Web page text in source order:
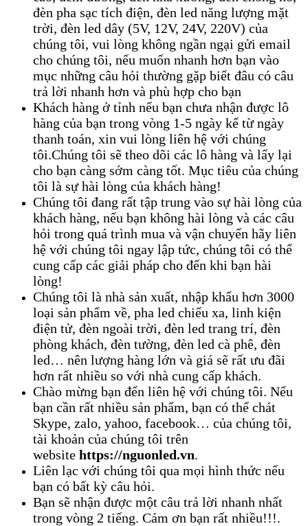
đèn pha sạc tích điện, đèn led năng lượng mặt
trời, đèn led dây (5V, 12V, 24V, 220V) của
chúng tôi, vui lòng không ngần ngại gửi email
cho chúng tôi, nếu muốn nhanh hơn bạn vào
mục những câu hỏi thường gặp biết đâu có câu
trả lời nhanh hơn và phù hợp cho bạn
Khách hàng ở tỉnh nếu bạn chưa nhận được lô
hàng của bạn trong vòng 1-5 ngày kể từ ngày
thanh toán, xin vui lòng liên hệ với chúng
tôi.Chúng tôi sẽ theo dõi các lô hàng và lấy lại
cho bạn càng sớm càng tốt. Mục tiêu của chúng
tôi là sự hài lòng của khách hàng!
Chúng tôi đang rất tập trung vào sự hài lòng của
khách hàng, nếu bạn không hài lòng và các câu
hỏi trong quá trình mua và vận chuyển hãy liên
hệ với chúng tôi ngay lập tức, chúng tôi có thể
cung cấp các giải pháp cho đến khi bạn hài
lòng!
Chúng tôi là nhà sản xuất, nhập khẩu hơn 3000
loại sản phẩm về, pha led chiếu xa, linh kiện
điện tử, đèn ngoài trời, đèn led trang trí, đèn
phòng khách, đèn tường, đèn led cà phê, đèn
led… nên lượng hàng lớn và giá sẽ rất ưu đãi
hơn rất nhiều so với nhà cung cấp khách.
Chào mừng bạn đến liên hệ với chúng tôi. Nếu
bạn cần rất nhiều sản phẩm, bạn có thể chát
Skype, zalo, yahoo, facebook… của chúng tôi,
tài khoản của chúng tôi trên
website https://nguonled.vn.
Liên lạc với chúng tôi qua mọi hình thức nếu
bạn có bất kỳ câu hỏi.
Bạn sẽ nhận được một câu trả lời nhanh nhất
trong vòng 2 tiếng. Cảm ơn bạn rất nhiều!!!.